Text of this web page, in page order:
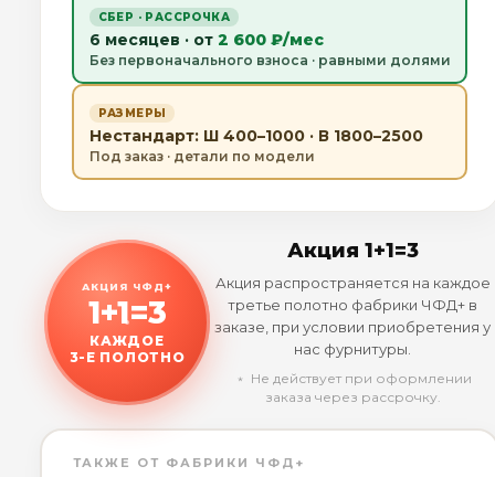
СБЕР · РАССРОЧКА
6 месяцев · от 2 600 ₽/мес
Без первоначального взноса · равными долями
РАЗМЕРЫ
Нестандарт: Ш 400–1000 · В 1800–2500
Под заказ · детали по модели
АКЦИЯ ЧФД+
1+1=3
КАЖДОЕ
3-Е ПОЛОТНО
Акция 1+1=3
Акция распространяется на каждое
третье полотно фабрики ЧФД+ в
заказе, при условии приобретения у
нас фурнитуры.
﹡ Не действует при оформлении
заказа через рассрочку.
ТАКЖЕ ОТ ФАБРИКИ ЧФД+